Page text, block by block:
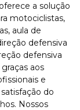
a solução
motociclistas,
aula de
defensiva
defensiva
aos
e
do
Nossos